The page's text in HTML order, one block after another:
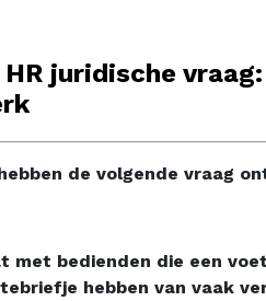
HR juridische
de volgende vraag
met bedienden die een
hebben van vaak